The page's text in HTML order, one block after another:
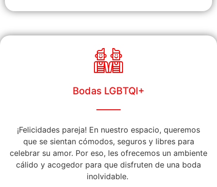
Bodas LGBTQI+
¡Felicidades pareja! En nuestro espacio, queremos
que se sientan cómodos, seguros y libres para
celebrar su amor. Por eso, les ofrecemos un ambiente
cálido y acogedor para que disfruten de una boda
inolvidable.